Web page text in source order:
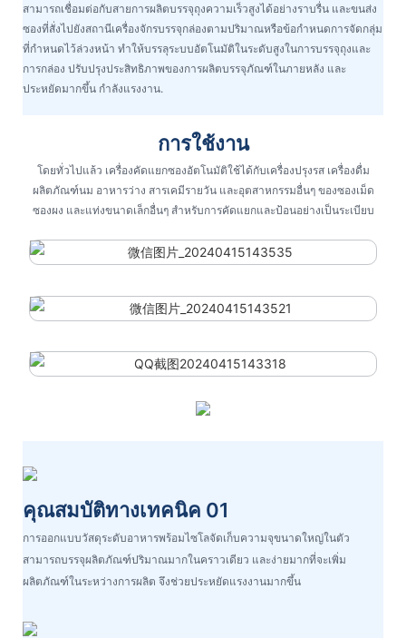
สามารถเชื่อมต่อกับสายการผลิตบรรจุถุงความเร็วสูงได้อย่างราบรื่น และขนส่ง
ซองที่สั่งไปยังสถานีเครื่องจักรบรรจุกล่องตามปริมาณหรือข้อกำหนดการจัดกลุ่ม
ที่กำหนดไว้ล่วงหน้า ทำให้บรรลุระบบอัตโนมัติในระดับสูงในการบรรจุถุงและ
การกล่อง ปรับปรุงประสิทธิภาพของการผลิตบรรจุภัณฑ์ในภายหลัง และ
ประหยัดมากขึ้น กำลังแรงงาน.
การใช้งาน
โดยทั่วไปแล้ว เครื่องคัดแยกซองอัตโนมัติใช้ได้กับเครื่องปรุงรส เครื่องดื่ม
ผลิตภัณฑ์นม อาหารว่าง สารเคมีรายวัน และอุตสาหกรรมอื่นๆ ของซองเม็ด
ซองผง และแท่งขนาดเล็กอื่นๆ สำหรับการคัดแยกและป้อนอย่างเป็นระเบียบ
คุณสมบัติทางเทคนิค 01
การออกแบบวัสดุระดับอาหารพร้อมไซโลจัดเก็บความจุขนาดใหญ่ในตัว
สามารถบรรจุผลิตภัณฑ์ปริมาณมากในคราวเดียว และง่ายมากที่จะเพิ่ม
ผลิตภัณฑ์ในระหว่างการผลิต จึงช่วยประหยัดแรงงานมากขึ้น